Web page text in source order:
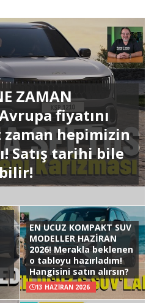
ZAMAN
fiyatını
hepimizin
Satış tarihi bile
EN UCUZ KOMPAKT SUV
MODELLER HAZİRAN
2026! Merakla beklenen
o tabloyu hazırladım!
Hangisini satın alırsın?
13 HAZIRAN 2026